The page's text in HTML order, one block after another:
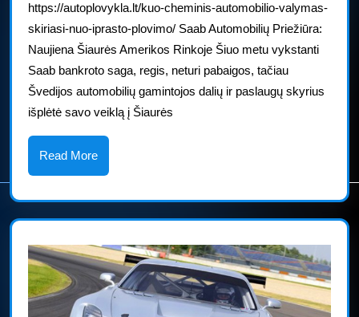
JAV
https://autoplovykla.lt/kuo-cheminis-automobilio-valymas-
skiriasi-nuo-iprasto-plovimo/ Saab Automobilių Priežiūra:
Naujiena Šiaurės Amerikos Rinkoje Šiuo metu vykstanti
Saab bankroto saga, regis, neturi pabaigos, tačiau
Švedijos automobilių gamintojos dalių ir paslaugų skyrius
išplėtė savo veiklą į Šiaurės
Read MoreRead
More